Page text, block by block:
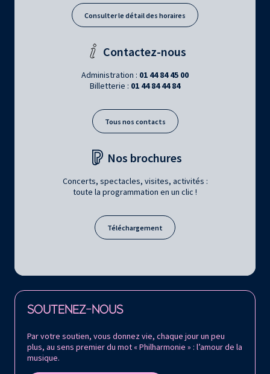
Consulter le détail des horaires
Contactez-nous
Administration : 01 44 84 45 00
Billetterie : 01 44 84 44 84
Tous nos contacts
Nos brochures
Concerts, spectacles, visites, activités :
toute la programmation en un clic !
Téléchargement
SOUTENEZ-NOUS
Par votre soutien, vous donnez vie, chaque jour un peu
plus, au sens premier du mot « Philharmonie » : l’amour de la
musique.
Retrouvez la Philharmonie de Paris sur